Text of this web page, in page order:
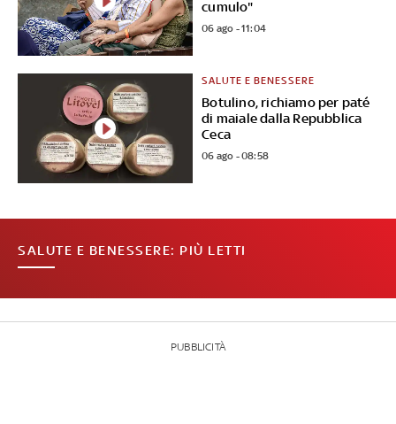
cumulo"
06 ago - 11:04
Botulino, richiamo per paté
di maiale dalla Repubblica
Ceca
SALUTE E BENESSERE
06 ago - 08:58
SALUTE E BENESSERE: PIÙ LETTI
PUBBLICITÀ